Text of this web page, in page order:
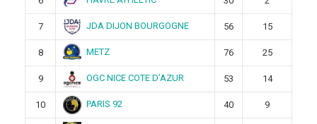
7 JDA DIJON BOURGOGNE 56 15
8 METZ 76 25
9 OGC NICE COTE D’AZUR 53 14
10 PARIS 92 40 9